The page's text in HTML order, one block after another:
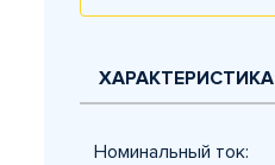
ХАРАКТЕРИСТИКА
Номинальный ток: